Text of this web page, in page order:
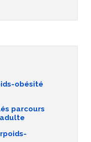
obésité
parcours